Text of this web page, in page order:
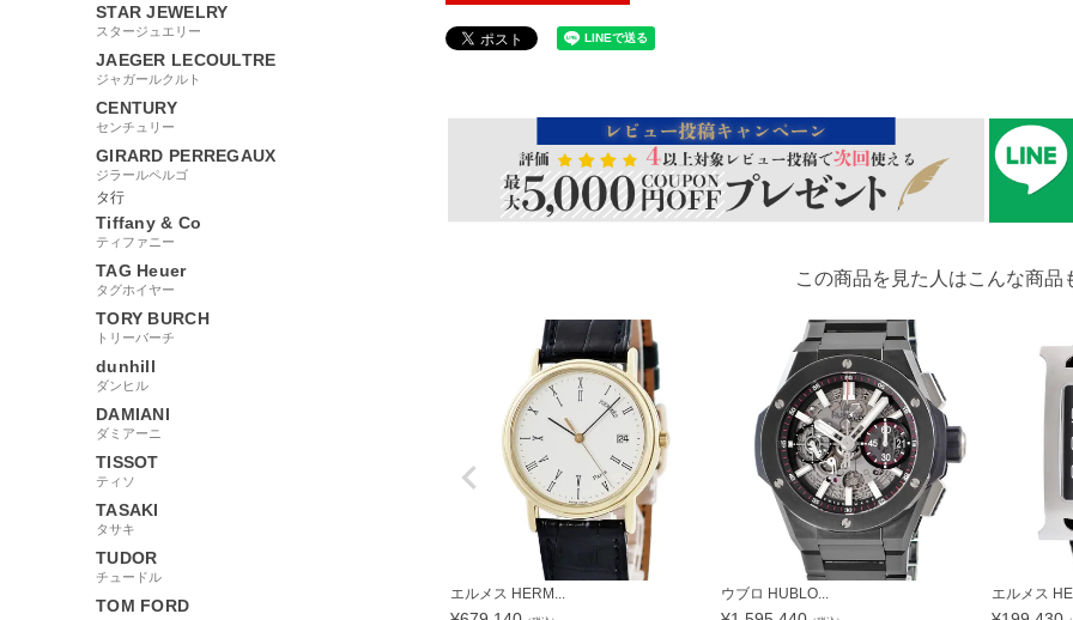
STAR JEWELRY
スタージュエリー
JAEGER LECOULTRE
ジャガールクルト
CENTURY
センチュリー
GIRARD PERREGAUX
ジラールペルゴ
タ行
Tiffany & Co
ティファニー
TAG Heuer
タグホイヤー
TORY BURCH
トリーバーチ
dunhill
ダンヒル
DAMIANI
ダミアーニ
TISSOT
ティソ
TASAKI
タサキ
TUDOR
チュードル
TOM FORD
この商品を見た人はこんな商品
エルメス HERM... ウブロ HUBLO... エルメス